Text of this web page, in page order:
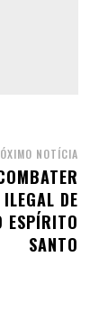
NOTÍCIA
DE
ESPÍRITO
SANTO